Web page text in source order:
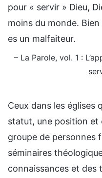
pour « servir » Dieu,
moins du monde.
es un malfaiteur.
– La Parole, vol. 1 :
Ceux dans les églises
statut, une position et
groupe de personnes
séminaires
connaissances et des